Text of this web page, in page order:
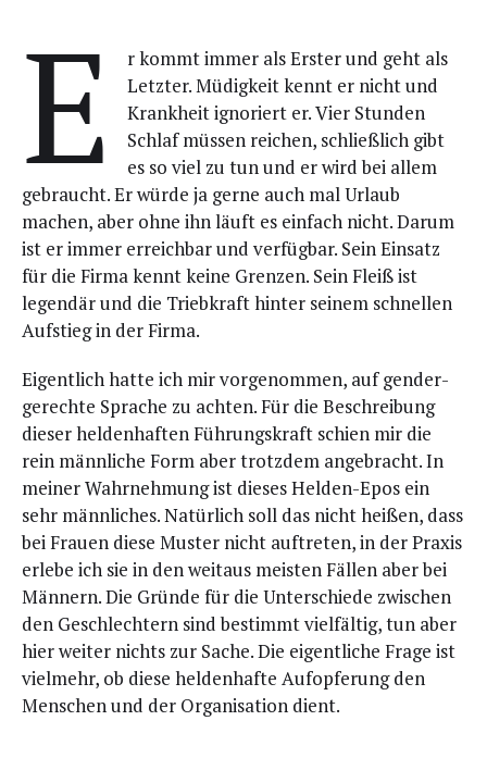
E
r kommt immer als Ers­ter und geht als
Letz­ter. Müdig­keit kennt er nicht und
Krank­heit igno­riert er. Vier Stun­den
Schlaf müs­sen rei­chen, schließ­lich gibt
es so viel zu tun und er wird bei allem
gebraucht. Er wür­de ja ger­ne auch mal Urlaub
machen, aber ohne ihn läuft es ein­fach nicht. Dar­um
ist er immer erreich­bar und ver­füg­bar. Sein Ein­satz
für die Fir­ma kennt kei­ne Gren­zen. Sein Fleiß ist
legen­där und die Trieb­kraft hin­ter sei­nem schnel­len
Auf­stieg in der Firma.
Eigent­lich hat­te ich mir vor­ge­nom­men, auf gen­der­
ge­rech­te Spra­che zu ach­ten. Für die Beschrei­bung
die­ser hel­den­haf­ten Füh­rungs­kraft schien mir die
rein männ­li­che Form aber trotz­dem ange­bracht. In
mei­ner Wahr­neh­mung ist die­ses Hel­den-Epos ein
sehr männ­li­ches. Natür­lich soll das nicht hei­ßen, dass
bei Frau­en die­se Mus­ter nicht auf­tre­ten, in der Pra­xis
erle­be ich sie in den weit­aus meis­ten Fäl­len aber bei
Män­nern. Die Grün­de für die Unter­schie­de zwi­schen
den Geschlech­tern sind bestimmt viel­fäl­tig, tun aber
hier wei­ter nichts zur Sache. Die eigent­li­che Fra­ge ist
viel­mehr, ob die­se hel­den­haf­te Auf­op­fe­rung den
Men­schen und der Orga­ni­sa­ti­on dient.